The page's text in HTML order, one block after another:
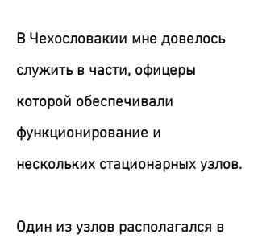
В Чехословакии мне довелось
служить в части, офицеры
которой обеспечивали
функционирование и
нескольких стационарных узлов.
Один из узлов располагался в